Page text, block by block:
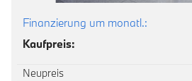
Finanzierung um monatl.:
Kaufpreis:
Neupreis